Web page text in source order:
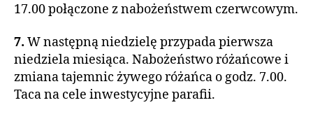
17.00 połączone z nabożeństwem czerwcowym.
7. W następną niedzielę przypada pierwsza
niedziela miesiąca. Nabożeństwo różańcowe i
zmiana tajemnic żywego różańca o godz. 7.00.
Taca na cele inwestycyjne parafii.